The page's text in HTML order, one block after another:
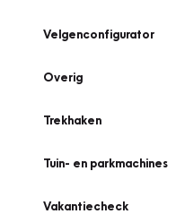
Velgenconfigurator
Overig
Trekhaken
Tuin- en parkmachines
Vakantiecheck